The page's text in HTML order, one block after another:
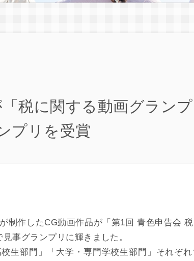
税に関する動画グラン
プリを受賞
制作したCG動画作品が「第1回 青色申告会
事グランプリに輝きました。
生部門」「大学・専門学校生部門」それぞ